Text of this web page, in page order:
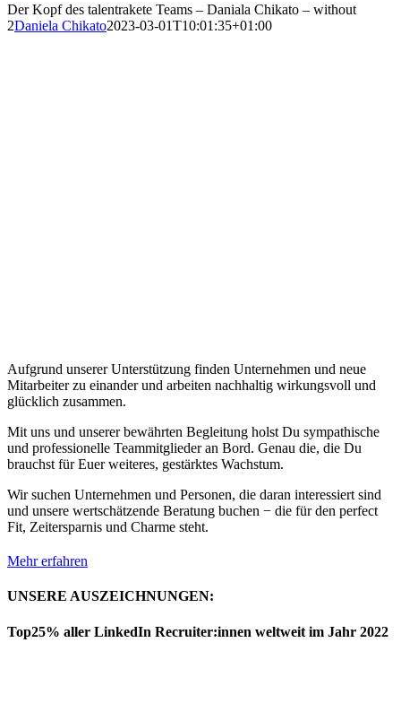
Der Kopf des talentrakete Teams – Daniala Chikato – without
2Daniela Chikato2023-03-01T10:01:35+01:00
Aufgrund unserer Unterstützung finden Unternehmen und neue
Mitarbeiter zu einander und arbeiten nachhaltig wirkungsvoll und
glücklich zusammen.
Mit uns und unserer bewährten Begleitung holst Du sympathische
und professionelle Teammitglieder an Bord. Genau die, die Du
brauchst für Euer weiteres, gestärktes Wachstum.
Wir suchen Unternehmen und Personen, die daran interessiert sind
und unsere wertschätzende Beratung buchen − die für den perfect
Fit, Zeitersparnis und Charme steht.
Mehr erfahren
UNSERE AUSZEICHNUNGEN:
Top25% aller LinkedIn Recruiter:innen weltweit im Jahr 2022